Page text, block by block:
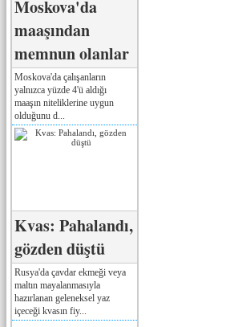
Moskova'da
maaşından
memnun olanlar
Moskova'da çalışanların
yalnızca yüzde 4'ü aldığı
maaşın niteliklerine uygun
olduğunu d...
Kvas: Pahalandı,
gözden düştü
Rusya'da çavdar ekmeği veya
maltın mayalanmasıyla
hazırlanan geleneksel yaz
içeceği kvasın fiy...